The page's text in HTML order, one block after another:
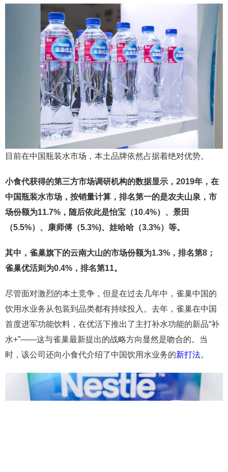
目前在中国瓶装水市场，本土品牌依然占据着绝对优势。
小食代获得的第三方市场调研机构的数据显示，2019年，在
中国瓶装水市场，按销量计算，排名第一的是农夫山泉，市
场份额为11.7%，随后依此是怡宝（10.4%）、景田
（5.5%）、康师傅（5.3%)、娃哈哈（3.3%）等。
其中，雀巢旗下的云南大山的市场份额为1.3%，排名第8；
雀巢优活则为0.4%，排名第11。
尽管面对激烈的本土竞争，但是在过去几年中，雀巢中国的
饮用水业务从包装到品类都有持续投入。去年，雀巢在中国
首度进军功能饮料，在优活下推出了主打补水功能的新品“补
水+”——这与雀巢最新提出的战略方向显然是吻合的。当
时，该公司还向小食代介绍了中国饮用水业务的新打法。